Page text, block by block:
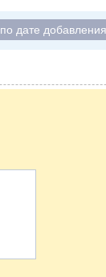
по дате добавления